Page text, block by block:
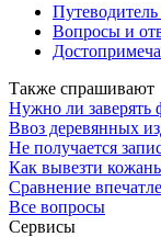
Путеводитель
Вопросы и
Также спрашивают
Нужно ли заверять
Ввоз деревянных
Не получается
Как вывезти
Сравнение
Все вопросы
Сервисы